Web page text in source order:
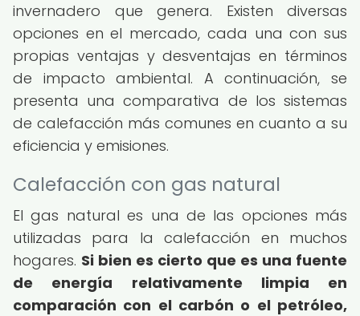
invernadero que genera. Existen diversas
opciones en el mercado, cada una con sus
propias ventajas y desventajas en términos
de impacto ambiental. A continuación, se
presenta una comparativa de los sistemas
de calefacción más comunes en cuanto a su
eficiencia y emisiones.
Calefacción con gas natural
El gas natural es una de las opciones más
utilizadas para la calefacción en muchos
hogares. Si bien es cierto que es una fuente
de energía relativamente limpia en
comparación con el carbón o el petróleo,